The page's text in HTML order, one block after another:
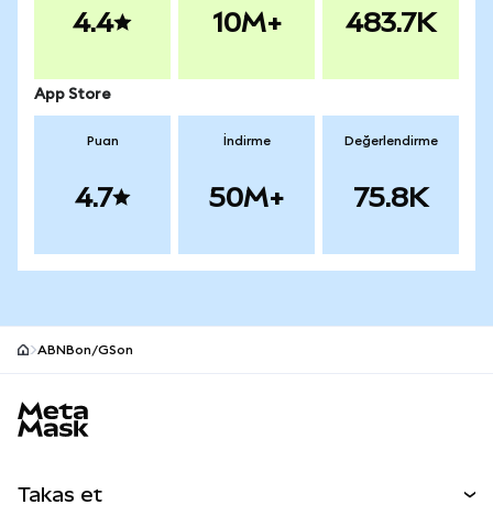
4.4 10M+ 483.7K
App Store
Puan
4.7
İndirme
50M+
Değerlendirme
75.8K
ABNBon/GSon
Takas et